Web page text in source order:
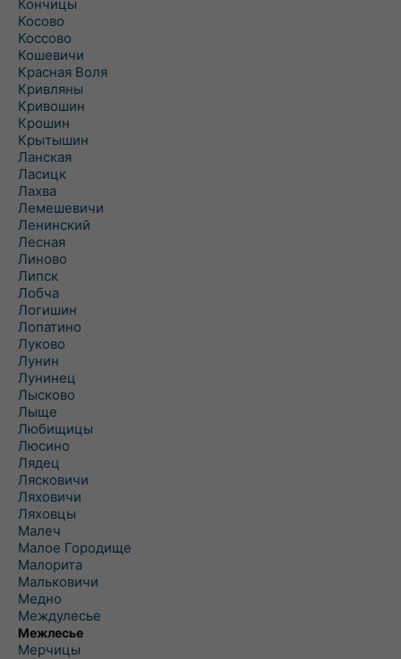
Кончицы
Косово
Коссово
Кошевичи
Красная Воля
Кривляны
Кривошин
Крошин
Крытышин
Ланская
Ласицк
Лахва
Лемешевичи
Ленинский
Лесная
Линово
Липск
Лобча
Логишин
Лопатино
Луково
Лунин
Лунинец
Лысково
Лыще
Любищицы
Люсино
Лядец
Лясковичи
Ляховичи
Ляховцы
Малеч
Малое Городище
Малорита
Мальковичи
Медно
Междулесье
Межлесье
Мерчицы